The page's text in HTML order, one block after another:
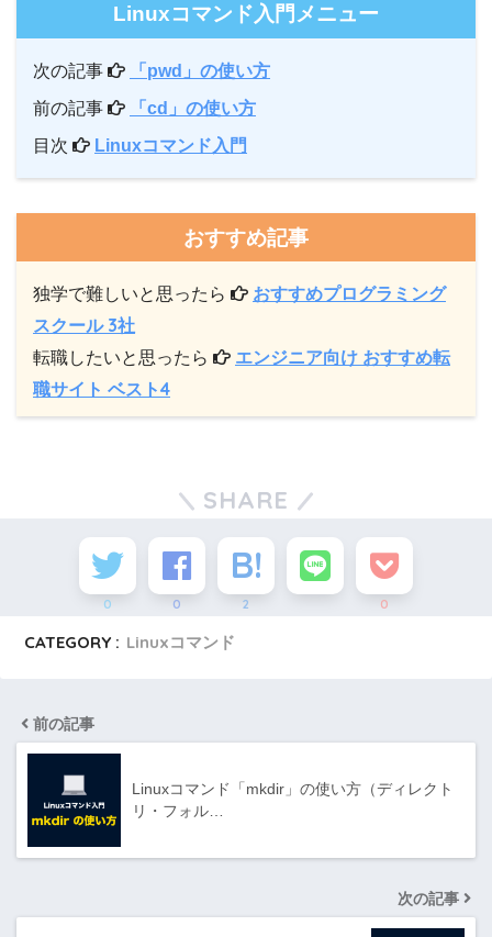
Linuxコマンド入門メニュー
次の記事
「pwd」の使い方
前の記事
「cd」の使い方
目次
Linuxコマンド入門
おすすめ記事
独学で難しいと思ったら
おすすめプログラミング
スクール 3社
転職したいと思ったら
エンジニア向け おすすめ転
職サイト ベスト4
SHARE
0 0 2 0
CATEGORY : Linuxコマンド
前の記事
Linuxコマンド「mkdir」の使い方（ディレクト
リ・フォル…
次の記事